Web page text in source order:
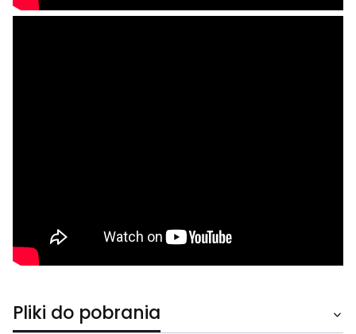
Pliki do pobrania